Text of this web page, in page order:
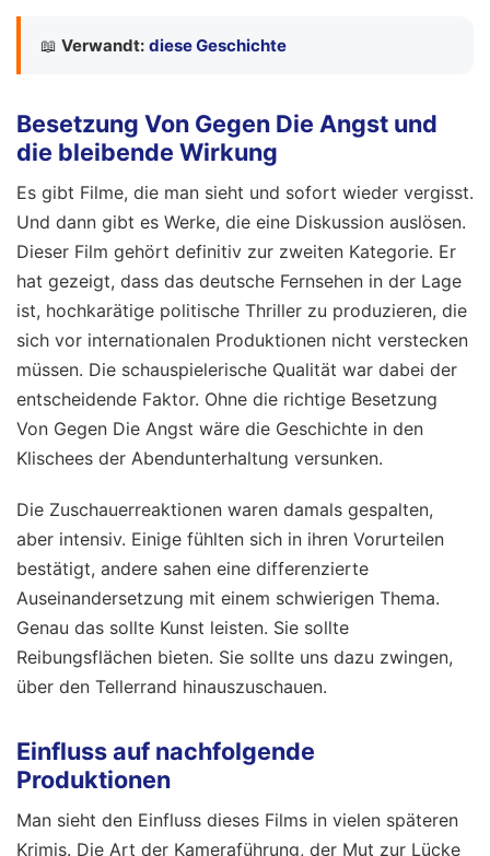
📖 Verwandt: diese Geschichte
Besetzung Von Gegen Die Angst und
die bleibende Wirkung
Es gibt Filme, die man sieht und sofort wieder vergisst.
Und dann gibt es Werke, die eine Diskussion auslösen.
Dieser Film gehört definitiv zur zweiten Kategorie. Er
hat gezeigt, dass das deutsche Fernsehen in der Lage
ist, hochkarätige politische Thriller zu produzieren, die
sich vor internationalen Produktionen nicht verstecken
müssen. Die schauspielerische Qualität war dabei der
entscheidende Faktor. Ohne die richtige Besetzung
Von Gegen Die Angst wäre die Geschichte in den
Klischees der Abendunterhaltung versunken.
Die Zuschauerreaktionen waren damals gespalten,
aber intensiv. Einige fühlten sich in ihren Vorurteilen
bestätigt, andere sahen eine differenzierte
Auseinandersetzung mit einem schwierigen Thema.
Genau das sollte Kunst leisten. Sie sollte
Reibungsflächen bieten. Sie sollte uns dazu zwingen,
über den Tellerrand hinauszuschauen.
Einfluss auf nachfolgende
Produktionen
Man sieht den Einfluss dieses Films in vielen späteren
Krimis. Die Art der Kameraführung, der Mut zur Lücke